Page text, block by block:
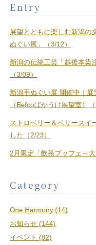
Entry
展望とともに楽しむ新潟の
ぬぐい展」（3/12）
新潟の伝統工芸「越後本染
（3/09）
新潟手ぬぐい展 開催中｜
（Befcoばかうけ展望室）（
ストロベリー＆ベリースイ
した（2/23）
2月限定「飲茶ブッフェ～
Category
One Harmony (14)
お知らせ (144)
イベント (82)